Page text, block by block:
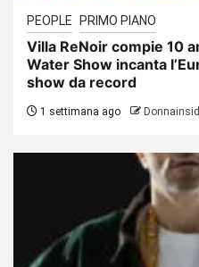
PEOPLE PRIMO PIANO
Villa ReNoir compie 10
Water Show incanta
show da record
1 settimana ago